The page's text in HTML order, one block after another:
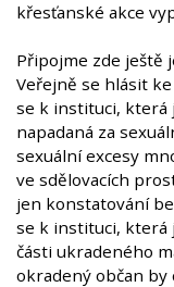
křesťanské akce
Připojme zde ještě
Veřejně se hlásit
se k instituci, která
napadaná za
sexuální excesy
ve sdělovacích
jen konstatování
se k instituci, která
části ukradeného
okradený občan by